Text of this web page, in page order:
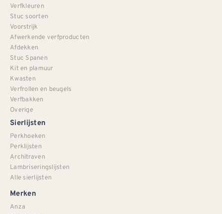
Verfkleuren
Stuc soorten
Voorstrijk
Afwerkende verfproducten
Afdekken
Stuc Spanen
Kit en plamuur
Kwasten
Verfrollen en beugels
Verfbakken
Overige
Sierlijsten
Perkhoeken
Perklijsten
Architraven
Lambriseringslijsten
Alle sierlijsten
Merken
Anza